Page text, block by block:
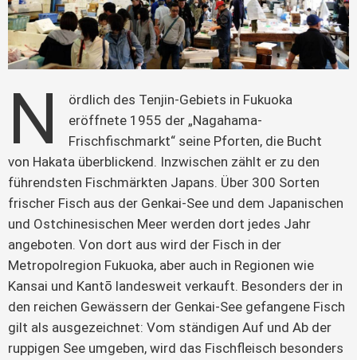
N
ördlich des Tenjin-Gebiets in Fukuoka
eröffnete 1955 der „Nagahama-
Frischfischmarkt“ seine Pforten, die Bucht
von Hakata überblickend. Inzwischen zählt er zu den
führendsten Fischmärkten Japans. Über 300 Sorten
frischer Fisch aus der Genkai-See und dem Japanischen
und Ostchinesischen Meer werden dort jedes Jahr
angeboten. Von dort aus wird der Fisch in der
Metropolregion Fukuoka, aber auch in Regionen wie
Kansai und Kantō landesweit verkauft. Besonders der in
den reichen Gewässern der Genkai-See gefangene Fisch
gilt als ausgezeichnet: Vom ständigen Auf und Ab der
ruppigen See umgeben, wird das Fischfleisch besonders